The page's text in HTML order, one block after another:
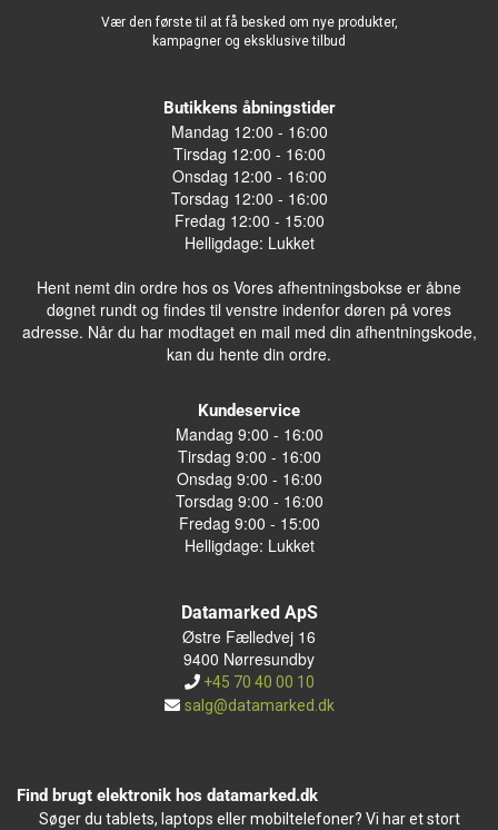
Vær den første til at få besked om nye produkter,
kampagner og eksklusive tilbud
Butikkens åbningstider
Mandag 12:00 - 16:00
Tirsdag 12:00 - 16:00
Onsdag 12:00 - 16:00
Torsdag 12:00 - 16:00
Fredag 12:00 - 15:00
Helligdage: Lukket
Hent nemt din ordre hos os Vores afhentningsbokse er åbne
døgnet rundt og findes til venstre indenfor døren på vores
adresse. Når du har modtaget en mail med din afhentningskode,
kan du hente din ordre.
Kundeservice
Mandag 9:00 - 16:00
Tirsdag 9:00 - 16:00
Onsdag 9:00 - 16:00
Torsdag 9:00 - 16:00
Fredag 9:00 - 15:00
Helligdage: Lukket
Datamarked ApS
Østre Fælledvej 16
9400 Nørresundby
+45 70 40 00 10
salg@datamarked.dk
Find brugt elektronik hos datamarked.dk
Søger du tablets, laptops eller mobiltelefoner? Vi har et stort